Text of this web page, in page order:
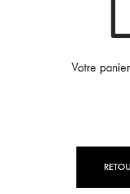
Votre